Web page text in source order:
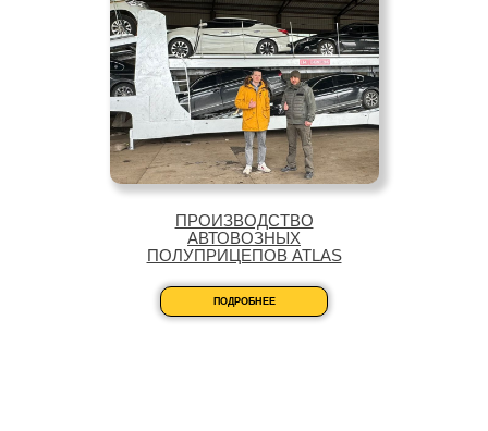
ПРОИЗВОДСТВО
АВТОВОЗНЫХ
ПОЛУПРИЦЕПОВ ATLAS
ПОДРОБНЕЕ